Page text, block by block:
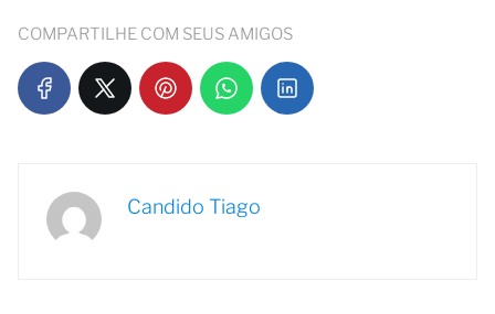
COMPARTILHE COM SEUS AMIGOS
Candido Tiago